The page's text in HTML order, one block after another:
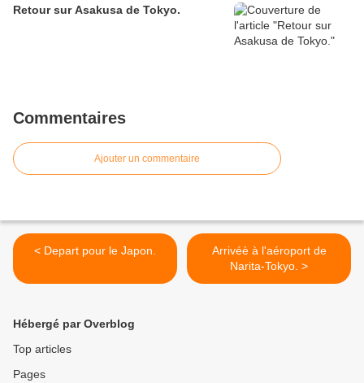
Retour sur Asakusa de Tokyo.
Commentaires
Ajouter un commentaire
< Depart pour le Japon.
Arrivéè à l'aéroport de
Narita-Tokyo. >
Hébergé par Overblog
Top articles
Pages